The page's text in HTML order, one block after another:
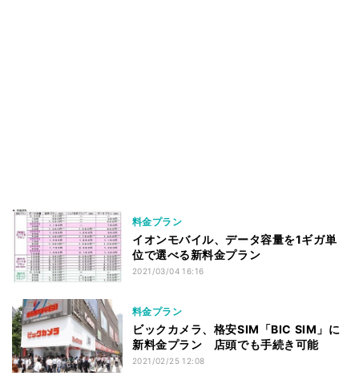
料金プラン
イオンモバイル、データ容量を1ギガ単
位で選べる新料金プラン
2021/03/04 16:16
料金プラン
ビックカメラ、格安SIM「BIC SIM」に
新料金プラン 店頭でも手続き可能
2021/02/25 12:08